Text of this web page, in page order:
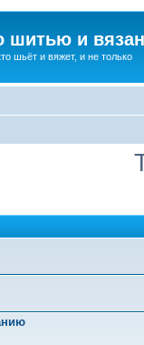
шитью и
шьёт и вяжет, и не только